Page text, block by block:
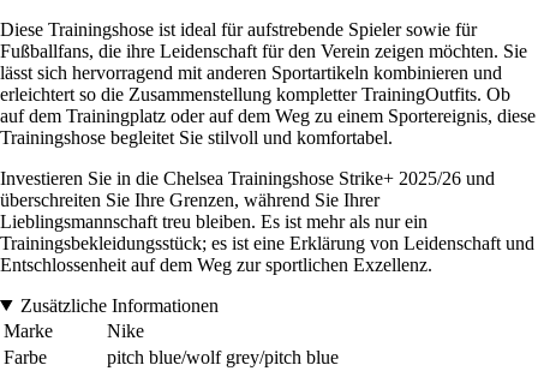
Diese Trainingshose ist ideal für aufstrebende Spieler sowie für
Fußballfans, die ihre Leidenschaft für den Verein zeigen möchten. Sie
lässt sich hervorragend mit anderen Sportartikeln kombinieren und
erleichtert so die Zusammenstellung kompletter TrainingOutfits. Ob
auf dem Trainingplatz oder auf dem Weg zu einem Sportereignis, diese
Trainingshose begleitet Sie stilvoll und komfortabel.
Investieren Sie in die Chelsea Trainingshose Strike+ 2025/26 und
überschreiten Sie Ihre Grenzen, während Sie Ihrer
Lieblingsmannschaft treu bleiben. Es ist mehr als nur ein
Trainingsbekleidungsstück; es ist eine Erklärung von Leidenschaft und
Entschlossenheit auf dem Weg zur sportlichen Exzellenz.
Zusätzliche Informationen
Marke
Nike
Farbe
pitch blue/wolf grey/pitch blue